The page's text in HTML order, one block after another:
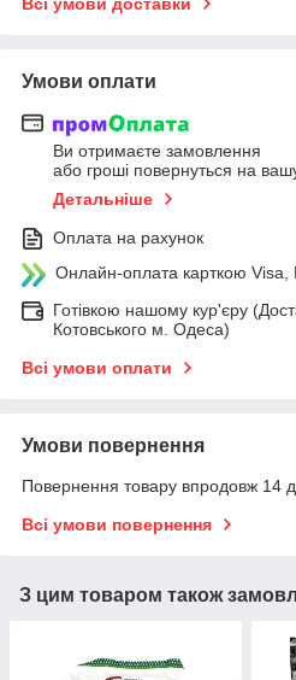
Умови оплати
Ви отримаєте замовлення
або гроші повернуться на
Детальніше
Оплата на рахунок
Онлайн-оплата карткою
Готівкою нашому кур'єру
Котовського м. Одеса)
Всі умови оплати
Умови повернення
Повернення товару впродовж 14
Всі умови повернення
З цим товаром також